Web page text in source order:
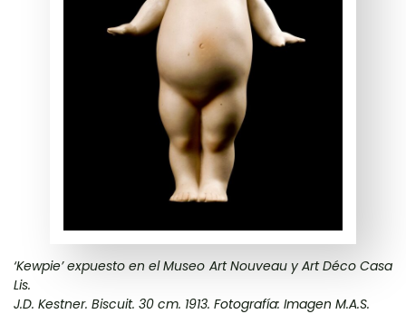
‘Kewpie’ expuesto en el Museo Art Nouveau y Art Déco Casa
Lis.
J.D. Kestner. Biscuit. 30 cm. 1913. Fotografía: Imagen M.A.S.